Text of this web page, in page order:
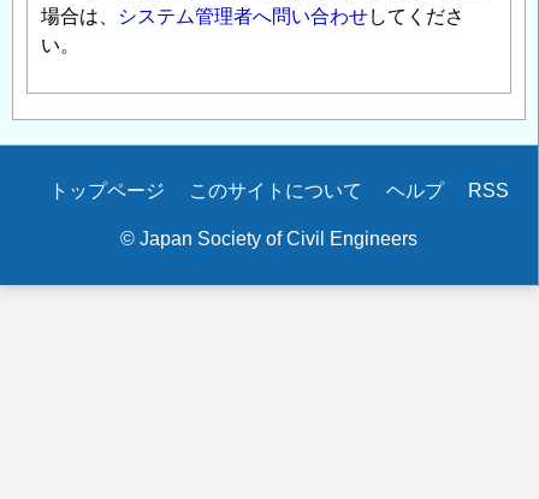
場合は、
システム管理者へ問い合わせしてくださ
い。
Secondary
トップページ このサイトについて ヘルプ RSS
© Japan Society of Civil Engineers